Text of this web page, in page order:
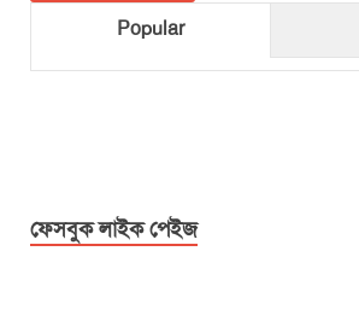
Popular
ফেসবুক লাইক পেইজ